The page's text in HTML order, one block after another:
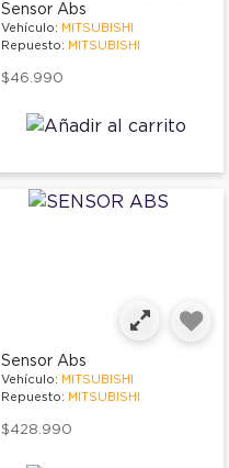
Sensor Abs
Vehículo: MITSUBISHI
Repuesto: MITSUBISHI
$46.990
Sensor Abs
Vehículo: MITSUBISHI
Repuesto: MITSUBISHI
$428.990